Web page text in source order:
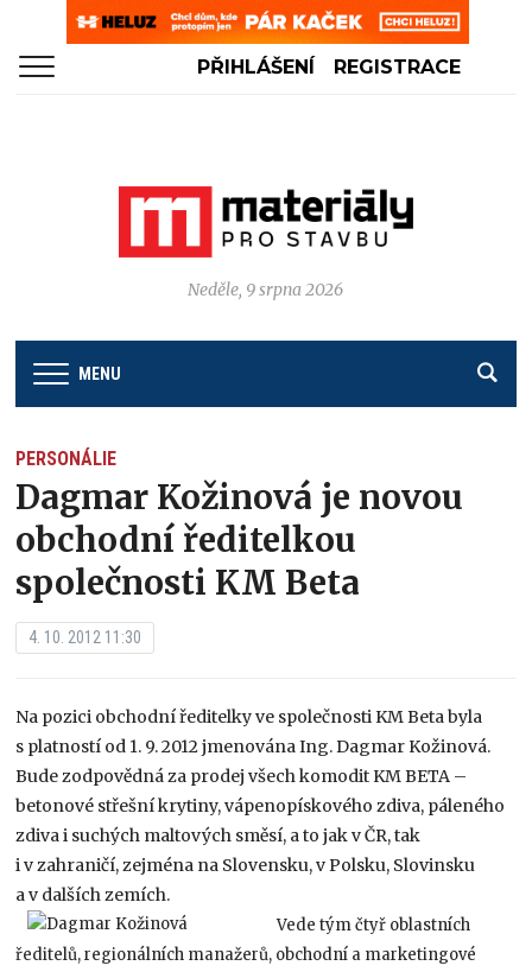
PŘIHLÁŠENÍ REGISTRACE
Neděle, 9 srpna 2026
MENU
PERSONÁLIE
Dagmar Kožinová je novou
obchodní ředitelkou
společnosti KM Beta
4. 10. 2012 11:30
Na pozici obchodní ředitelky ve společnosti KM Beta byla
s platností od 1. 9. 2012 jmenována Ing. Dagmar Kožinová.
Bude zodpovědná za prodej všech komodit KM BETA –
betonové střešní krytiny, vápenopískového zdiva, páleného
zdiva i suchých maltových směsí, a to jak v ČR, tak
i v zahraničí, zejména na Slovensku, v Polsku, Slovinsku
a v dalších zemích.
Vede tým čtyř oblastních
ředitelů, regionálních manažerů, obchodní a marketingové